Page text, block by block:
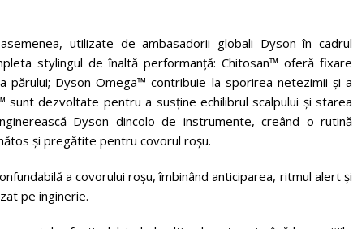
utilizate de ambasadorii globali Dyson în cadrul
stylingul de înaltă performanță: Chitosan™ oferă fixare
părului; Dyson Omega™ contribuie la sporirea netezimii și a
dezvoltate pentru a susține echilibrul scalpului și starea
Dyson dincolo de instrumente, creând o rutină
și pregătite pentru covorul roșu.
a covorului roșu, îmbinând anticiparea, ritmul alert și
pe inginerie.